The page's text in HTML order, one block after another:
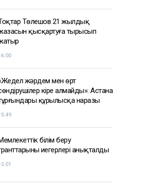
Төлешов 21 жылдық
қысқартуға тырысып
жәрдем мен өрт
кіре алмайды»: Астана
құрылысқа наразы
білім беру
иегерлері анықталды